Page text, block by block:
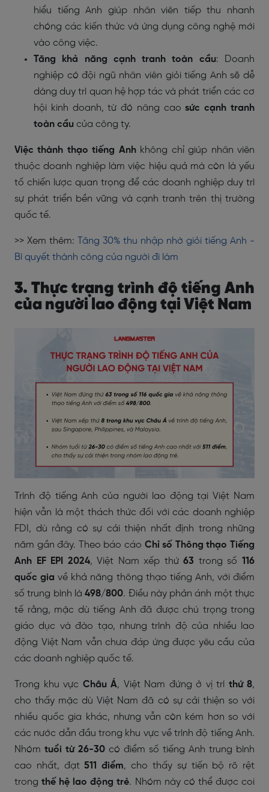
hiểu tiếng Anh giúp nhân viên tiếp thu nhanh
chóng các kiến thức và ứng dụng công nghệ mới
vào công việc.
Tăng khả năng cạnh tranh toàn cầu: Doanh
nghiệp có đội ngũ nhân viên giỏi tiếng Anh sẽ dễ
dàng duy trì quan hệ hợp tác và phát triển các cơ
hội kinh doanh, từ đó nâng caosức cạnh tranh
toàn cầu của công ty.
Việc thành thạo tiếng Anhkhông chỉ giúp nhân viên
thuộc doanh nghiệp làm việc hiệu quả mà còn là yếu
tố chiến lược quan trọng để các doanh nghiệp duy trì
sự phát triển bền vững và cạnh tranh trên thị trường
quốc tế.
>> Xem thêm:
Tăng 30% thu nhập nhờ giỏi tiếng Anh -
Bí quyết thành công của người đi làm
3. Thực trạng trình độ tiếng Anh
của người lao động tại Việt Nam
Trình độ tiếng Anh của người lao động tại Việt Nam
hiện vẫn là một thách thức đối với các doanh nghiệp
FDI, dù rằng có sự cải thiện nhất định trong những
năm gần đây. Theo báo cáo Chỉ số Thông thạo Tiếng
Anh EF EPI 2024, Việt Nam xếp thứ63 trong số116
quốc gia về khả năng thông thạo tiếng Anh, với điểm
số trung bình là498/800. Điều này phản ánh một thực
tế rằng, mặc dù tiếng Anh đã được chú trọng trong
giáo dục và đào tạo, nhưng trình độ của nhiều lao
động Việt Nam vẫn chưa đáp ứng được yêu cầu của
các doanh nghiệp quốc tế.
Trong khu vực Châu Á, Việt Nam đứng ở vị trí thứ 8,
cho thấy mặc dù Việt Nam đã có sự cải thiện so với
nhiều quốc gia khác, nhưng vẫn còn kém hơn so với
các nước dẫn đầu trong khu vực về trình độ tiếng Anh.
Nhóm tuổi từ 26-30 có điểm số tiếng Anh trung bình
cao nhất, đạt511 điểm, cho thấy sự tiến bộ rõ rệt
trongthế hệ lao động trẻ. Nhóm này có thể được coi